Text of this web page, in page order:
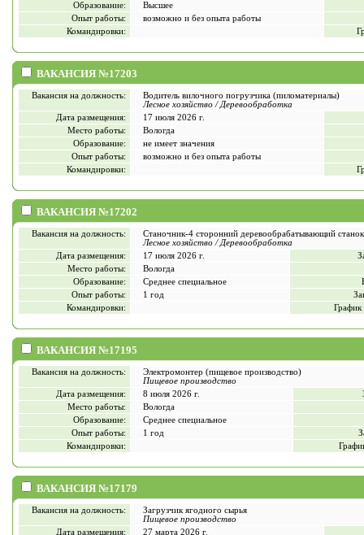
Образование:
Высшее
Опыт работы:
возможно и без опыта работы
Командировки:
ВАКАНСИЯ №17203
Вакансия на должность:
Водитель вилочного погрузчика (пиломатериалы)
Лесное хозяйство / Деревообработка
Дата размещения:
17 июля 2026 г.
Место работы:
Вологда
Образование:
не имеет значения
Опыт работы:
возможно и без опыта работы
Командировки:
ВАКАНСИЯ №17202
Вакансия на должность:
Станочник-4 сторонний деревообрабатывающий станок
Лесное хозяйство / Деревообработка
Дата размещения:
17 июля 2026 г.
Место работы:
Вологда
Образование:
Среднее специальное
Опыт работы:
1 год
Командировки:
График
ВАКАНСИЯ №17195
Вакансия на должность:
Электромонтер (пищевое производство)
Пищевое производство
Дата размещения:
8 июля 2026 г.
Место работы:
Вологда
Образование:
Среднее специальное
Опыт работы:
1 год
Командировки:
ВАКАНСИЯ №17179
Вакансия на должность:
Загрузчик ягодного сырья
Пищевое производство
Дата размещения:
27 марта 2026 г.